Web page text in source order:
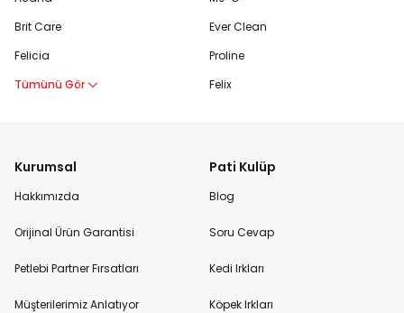
Brit Care
Felicia
Tümünü Gör
Ever Clean
Proline
Felix
Kurumsal
Hakkımızda
Orijinal Ürün Garantisi
Petlebi Partner Fırsatları
Müşterilerimiz Anlatıyor
Pati Kulüp
Blog
Soru Cevap
Kedi Irkları
Köpek Irkları